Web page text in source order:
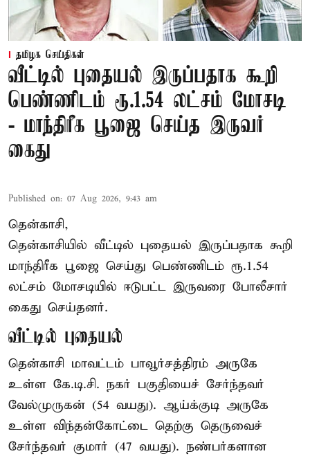
தமிழக செய்திகள்
வீட்டில் புதையல் இருப்பதாக கூறி
பெண்ணிடம் ரூ.1.54 லட்சம் மோசடி
- மாந்திரீக பூஜை செய்த இருவர்
கைது
Published on: 07 Aug 2026, 9:43 am
தென்காசி,
தென்காசியில் வீட்டில் புதையல் இருப்பதாக கூறி
மாந்திரீக பூஜை செய்து பெண்ணிடம் ரூ.1.54
லட்சம் மோசடியில் ஈடுபட்ட இருவரை போலீசார்
கைது செய்தனர்.
வீட்டில் புதையல்
தென்காசி மாவட்டம் பாவூர்சத்திரம் அருகே
உள்ள கே.டி.சி. நகர் பகுதியைச் சேர்ந்தவர்
வேல்முருகன் (54 வயது). ஆய்க்குடி அருகே
உள்ள விந்தன்கோட்டை தெற்கு தெருவைச்
சேர்ந்தவர் குமார் (47 வயது). நண்பர்களான